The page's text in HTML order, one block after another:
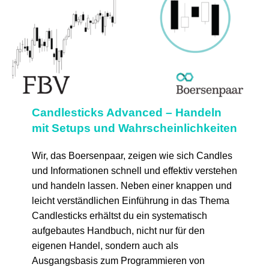
Candlesticks Advanced – Handeln
mit Setups und Wahrscheinlichkeiten
Wir, das Boersenpaar, zeigen wie sich Candles
und Informationen schnell und effektiv verstehen
und handeln lassen. Neben einer knappen und
leicht verständlichen Einführung in das Thema
Candlesticks erhältst du ein systematisch
aufgebautes Handbuch, nicht nur für den
eigenen Handel, sondern auch als
Ausgangsbasis zum Programmieren von